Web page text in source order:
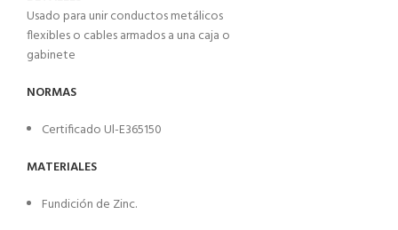
Usado para unir conductos metálicos
flexibles o cables armados a una caja o
gabinete
NORMAS
Certificado Ul-E365150
MATERIALES
Fundición de Zinc.